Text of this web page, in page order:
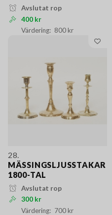
Avslutat rop
400 kr
800 kr
28.
MÄSSINGSLJUSSTAKAR
1800-TAL
Avslutat rop
300 kr
700 kr